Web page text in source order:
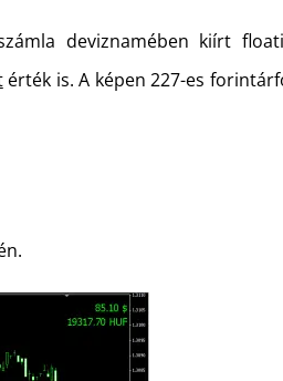
deviznamében kiírt
érték is. A képen 227-es